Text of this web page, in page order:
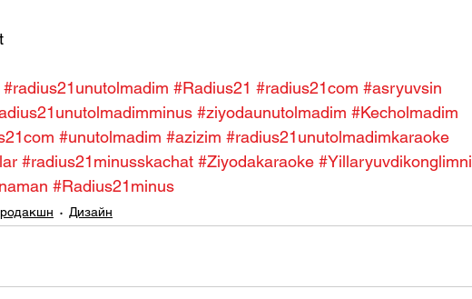
#radius21unutolmadim #Radius21 #radius21com #asryuvsin
#ziyodaunutolmadim #Kecholmadim
#unutolmadim #azizim #radius21unutolmadimkaraoke
#radius21minusskachat #Ziyodakaraoke #Yillaryuvdikonglimni
#Radius21minus
Дизайн